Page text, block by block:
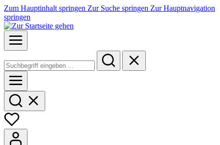
Zum Hauptinhalt springen Zur Suche springen Zur Hauptnavigation
springen